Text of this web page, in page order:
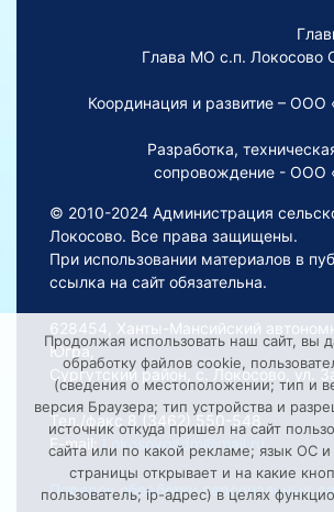
Глава МО с.п. Локосово
Координация и развитие – ООО
Разработка,
сопровождение - ООО
© 2010-2024 Администрация
Локосово. Все права защищены.
При использовании материалов в
ссылка на сайт обязательна.
628454, Ханты-Мансийский
Югра,
Сургутский район, с. Локосово, ул.
Тел./факс 8 (3462) 550-548
E-mail:
Lokosovoadm@mail.ru
Порядок обработки персональных
Продолжая использовать наш сайт, вы
обработку файлов cookie,
(сведения о местоположении; тип и
версия Браузера; тип устройства и
источник откуда пришел на сайт
сайта или по какой рекламе; язык ОС и
страницы открывает и на какие
пользователь; ip-адрес) в целях